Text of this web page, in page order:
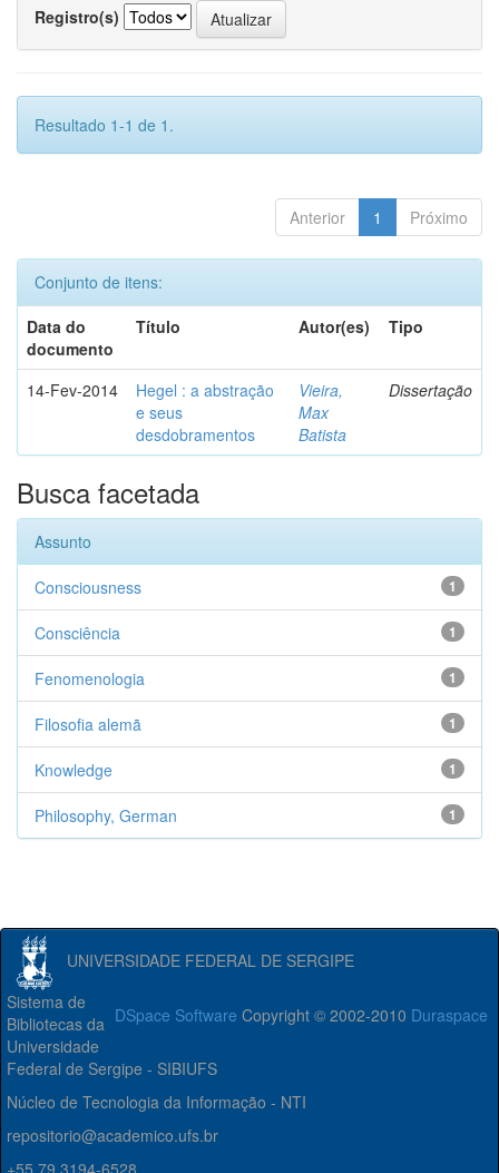
Registro(s)
Resultado 1-1 de 1.
Anterior 1 Próximo
Conjunto de itens:
Data do
documento
Título Autor(es) Tipo
14-Fev-2014
Hegel : a abstração
e seus
desdobramentos
Vieira,
Max
Batista
Dissertação
Busca facetada
Assunto
1
Consciousness
1
Consciência
1
Fenomenologia
1
Filosofia alemã
1
Knowledge
1
Philosophy, German
UNIVERSIDADE FEDERAL DE SERGIPE
DSpace Software Copyright © 2002-2010 Duraspace
Sistema de
Bibliotecas da
Universidade
Federal de Sergipe - SIBIUFS
Núcleo de Tecnologia da Informação - NTI
repositorio@academico.ufs.br
+55 79 3194-6528